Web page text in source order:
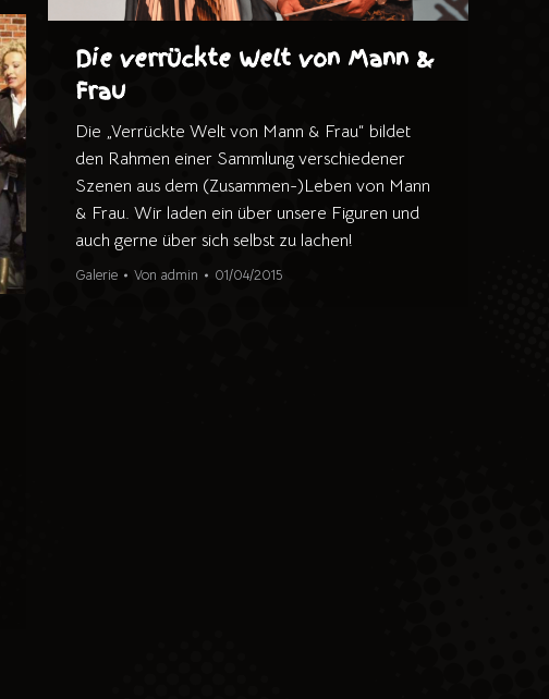
Die verrückte Welt von Mann &
Frau
Die „Verrückte Welt von Mann & Frau“ bildet
den Rahmen einer Sammlung verschiedener
Szenen aus dem (Zusammen-)Leben von Mann
& Frau. Wir laden ein über unsere Figuren und
auch gerne über sich selbst zu lachen!
Galerie Von admin 01/04/2015